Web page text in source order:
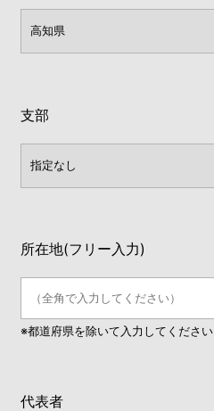
支部
所在地(フリー入力)
※都道府県を除いて入力してください
代表者